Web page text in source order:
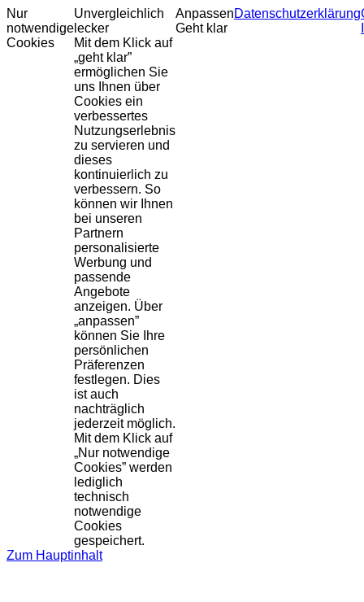
Nur
notwendige
Cookies
Unvergleichlich
lecker
Mit dem Klick auf
„geht klar”
ermöglichen Sie
uns Ihnen über
Cookies ein
verbessertes
Nutzungserlebnis
zu servieren und
dieses
kontinuierlich zu
verbessern. So
können wir Ihnen
bei unseren
Partnern
personalisierte
Werbung und
passende
Angebote
anzeigen. Über
„anpassen”
können Sie Ihre
persönlichen
Präferenzen
festlegen. Dies
ist auch
nachträglich
jederzeit möglich.
Mit dem Klick auf
„Nur notwendige
Cookies” werden
lediglich
technisch
notwendige
Cookies
gespeichert.
Anpassen
Geht klar
Datenschutzerklärung
Zum Hauptinhalt